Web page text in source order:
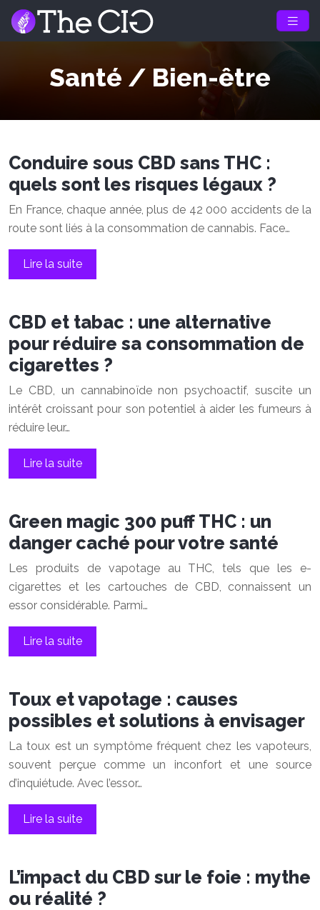
Santé / Bien-être
Conduire sous CBD sans THC :
quels sont les risques légaux ?
En France, chaque année, plus de 42 000 accidents de la
route sont liés à la consommation de cannabis. Face…
Lire la suite
CBD et tabac : une alternative
pour réduire sa consommation de
cigarettes ?
Le CBD, un cannabinoïde non psychoactif, suscite un
intérêt croissant pour son potentiel à aider les fumeurs à
réduire leur…
Lire la suite
Green magic 300 puff THC : un
danger caché pour votre santé
Les produits de vapotage au THC, tels que les e-
cigarettes et les cartouches de CBD, connaissent un
essor considérable. Parmi…
Lire la suite
Toux et vapotage : causes
possibles et solutions à envisager
La toux est un symptôme fréquent chez les vapoteurs,
souvent perçue comme un inconfort et une source
d’inquiétude. Avec l’essor…
Lire la suite
L’impact du CBD sur le foie : mythe
ou réalité ?